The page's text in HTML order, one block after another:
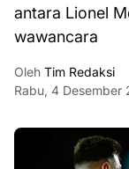
antara Lionel
wawancara
Oleh Tim Redaksi
Rabu, 4